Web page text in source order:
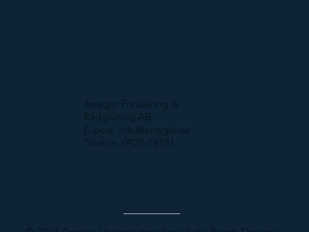
Arreglo Försäkring &
Rådgivning AB
E-post: info@arreglo.se
Telefon: 0920-18181